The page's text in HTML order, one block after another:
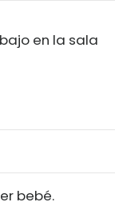
en la sala
bebé.